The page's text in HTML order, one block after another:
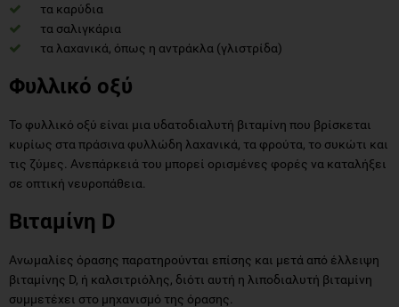
τα καρύδια
τα σαλιγκάρια
τα λαχανικά, όπως η αντράκλα (γλιστρίδα)
Φυλλικό οξύ
Το φυλλικό οξύ είναι μια υδατοδιαλυτή βιταμίνη που βρίσκεται
κυρίως στα πράσινα φυλλώδη λαχανικά, τα φρούτα, το συκώτι και
τις ζύμες. Ανεπάρκειά του μπορεί ορισμένες φορές να καταλήξει
σε οπτική νευροπάθεια.
Βιταμίνη D
Ανωμαλίες όρασης παρατηρούνται επίσης και μετά από έλλειψη
βιταμίνης D, ή καλσιτριόλης, διότι αυτή η λιποδιαλυτή βιταμίνη
συμμετέχει στο μηχανισμό της όρασης.